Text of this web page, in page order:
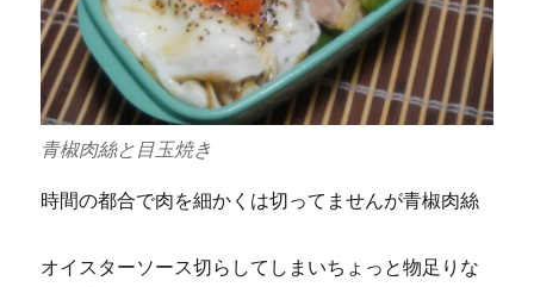
青椒肉絲と目玉焼き
時間の都合で肉を細かくは切ってませんが青椒肉絲
オイスターソース切らしてしまいちょっと物足りな